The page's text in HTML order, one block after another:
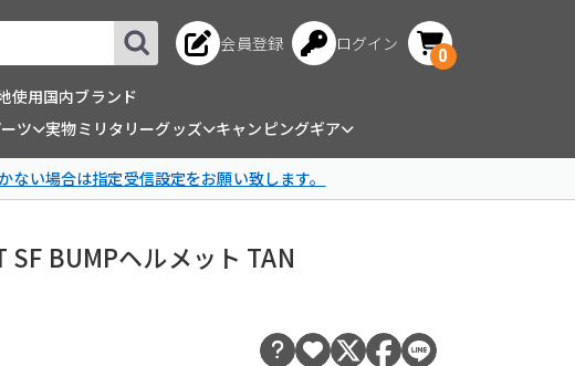
会員登録 ログイン
0
使用国内ブランド
ツ 実物ミリタリーグッズ キャンピングギア
い場合は指定受信設定をお願い致します。
SF BUMPヘルメット TAN